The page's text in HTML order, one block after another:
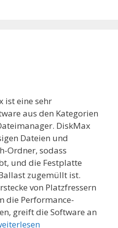
ist eine sehr
aus den Kategorien
DiskMax
Dateien und
Ordner, sodass
und die Festplatte
zugemüllt ist.
von Platzfressern
die Performance-
greift die Software an